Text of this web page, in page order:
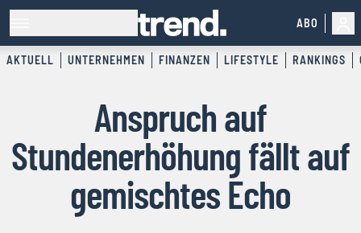
ABO
AKTUELL UNTERNEHMEN FINANZEN LIFESTYLE RANKINGS
Anspruch auf
Stundenerhöhung fällt auf
gemischtes Echo